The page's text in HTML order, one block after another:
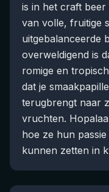
is in het craft
van volle, fruitige
uitgebalanceerde
overweldigend is
romige en
dat je
terugbrengt naar
vruchten.
hoe ze hun
kunnen zetten in